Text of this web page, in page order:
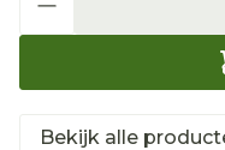
Bekijk alle